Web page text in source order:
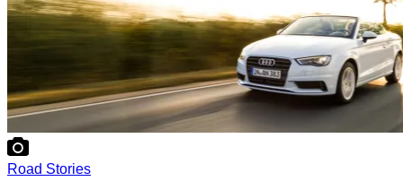
Road Stories